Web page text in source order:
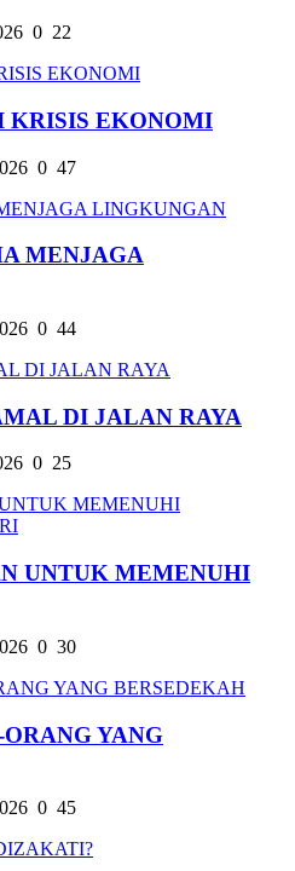
0 22
KRISIS EKONOMI
0 47
MENJAGA
0 44
DI JALAN RAYA
0 25
UNTUK MEMENUHI
0 30
YANG
0 45